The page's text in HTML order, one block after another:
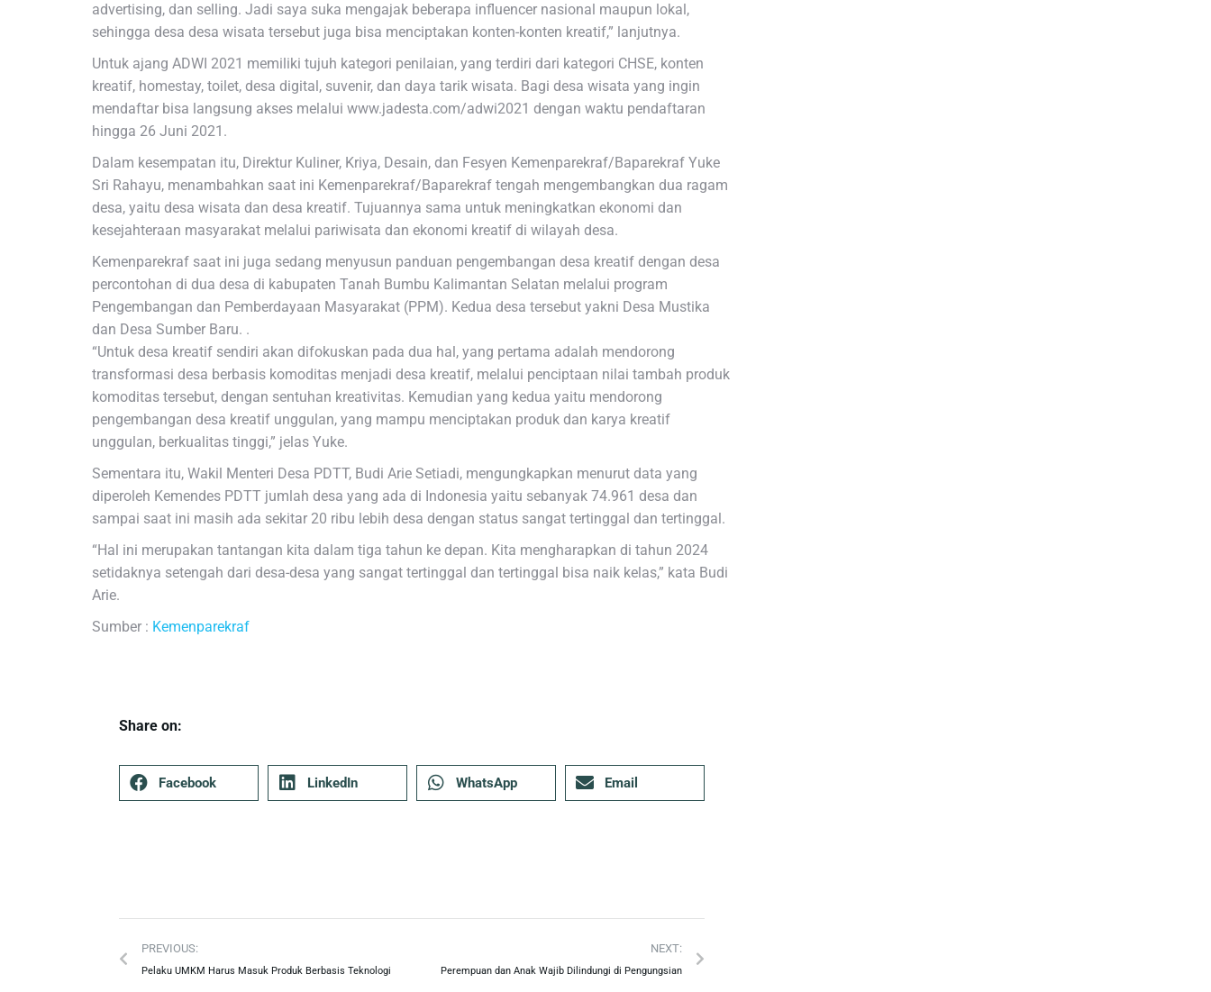
advertising, dan selling. Jadi saya suka mengajak beberapa influencer nasional maupun lokal,
sehingga desa desa wisata tersebut juga bisa menciptakan konten-konten kreatif,” lanjutnya.
Untuk ajang ADWI 2021 memiliki tujuh kategori penilaian, yang terdiri dari kategori CHSE, konten
kreatif, homestay, toilet, desa digital, suvenir, dan daya tarik wisata. Bagi desa wisata yang ingin
mendaftar bisa langsung akses melalui www.jadesta.com/adwi2021 dengan waktu pendaftaran
hingga 26 Juni 2021.
Dalam kesempatan itu, Direktur Kuliner, Kriya, Desain, dan Fesyen Kemenparekraf/Baparekraf Yuke
Sri Rahayu, menambahkan saat ini Kemenparekraf/Baparekraf tengah mengembangkan dua ragam
desa, yaitu desa wisata dan desa kreatif. Tujuannya sama untuk meningkatkan ekonomi dan
kesejahteraan masyarakat melalui pariwisata dan ekonomi kreatif di wilayah desa.
Kemenparekraf saat ini juga sedang menyusun panduan pengembangan desa kreatif dengan desa
percontohan di dua desa di kabupaten Tanah Bumbu Kalimantan Selatan melalui program
Pengembangan dan Pemberdayaan Masyarakat (PPM). Kedua desa tersebut yakni Desa Mustika
dan Desa Sumber Baru. .
“Untuk desa kreatif sendiri akan difokuskan pada dua hal, yang pertama adalah mendorong
transformasi desa berbasis komoditas menjadi desa kreatif, melalui penciptaan nilai tambah produk
komoditas tersebut, dengan sentuhan kreativitas. Kemudian yang kedua yaitu mendorong
pengembangan desa kreatif unggulan, yang mampu menciptakan produk dan karya kreatif
unggulan, berkualitas tinggi,” jelas Yuke.
Sementara itu, Wakil Menteri Desa PDTT, Budi Arie Setiadi, mengungkapkan menurut data yang
diperoleh Kemendes PDTT jumlah desa yang ada di Indonesia yaitu sebanyak 74.961 desa dan
sampai saat ini masih ada sekitar 20 ribu lebih desa dengan status sangat tertinggal dan tertinggal.
“Hal ini merupakan tantangan kita dalam tiga tahun ke depan. Kita mengharapkan di tahun 2024
setidaknya setengah dari desa-desa yang sangat tertinggal dan tertinggal bisa naik kelas,” kata Budi
Arie.
Sumber : Kemenparekraf
Share on:
Facebook LinkedIn WhatsApp Email
PREVIOUS:
Pelaku UMKM Harus Masuk Produk Berbasis Teknologi
NEXT:
Perempuan dan Anak Wajib Dilindungi di Pengungsian